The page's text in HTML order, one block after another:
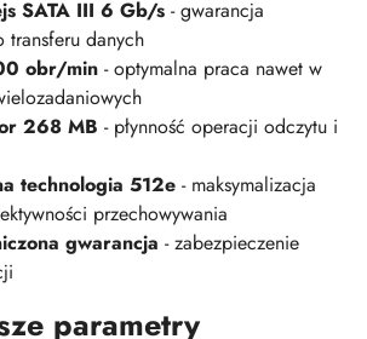
SATA III 6 Gb/s - gwarancja
transferu danych
obr/min - optymalna praca nawet w
268 MB - płynność operacji odczytu i
technologia 512e - maksymalizacja
przechowywania
gwarancja - zabezpieczenie
parametry